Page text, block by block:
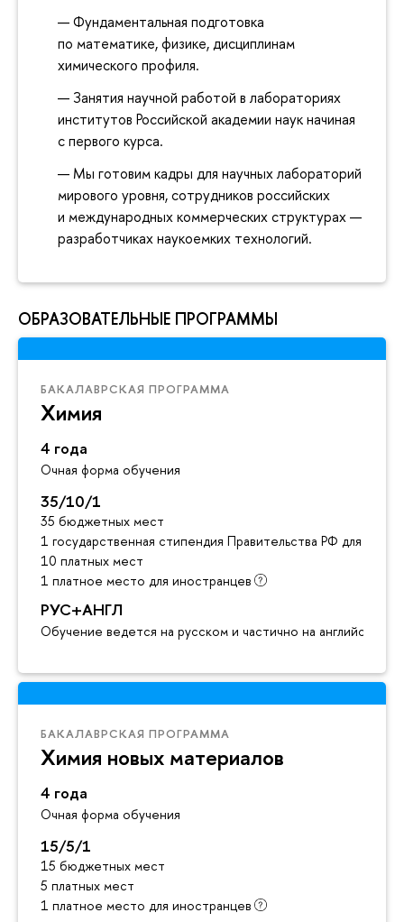
Фундаментальная подготовка
по математике, физике, дисциплинам
химического профиля.
Занятия научной работой в лабораториях
институтов Российской академии наук начиная
с первого курса.
Мы готовим кадры для научных лабораторий
мирового уровня, сотрудников российских
и международных коммерческих структурах —
разработчиках наукоемких технологий.
ОБРАЗОВАТЕЛЬНЫЕ ПРОГРАММЫ
БАКАЛАВРСКАЯ ПРОГРАММА
Химия
4 года
Очная форма обучения
35/10/1
35 бюджетных мест
1 государственная стипендия Правительства РФ для
10 платных мест
1 платное место для иностранцев
РУС+АНГЛ
Обучение ведется на русском и частично на английском
БАКАЛАВРСКАЯ ПРОГРАММА
Химия новых материалов
4 года
Очная форма обучения
15/5/1
15 бюджетных мест
5 платных мест
1 платное место для иностранцев